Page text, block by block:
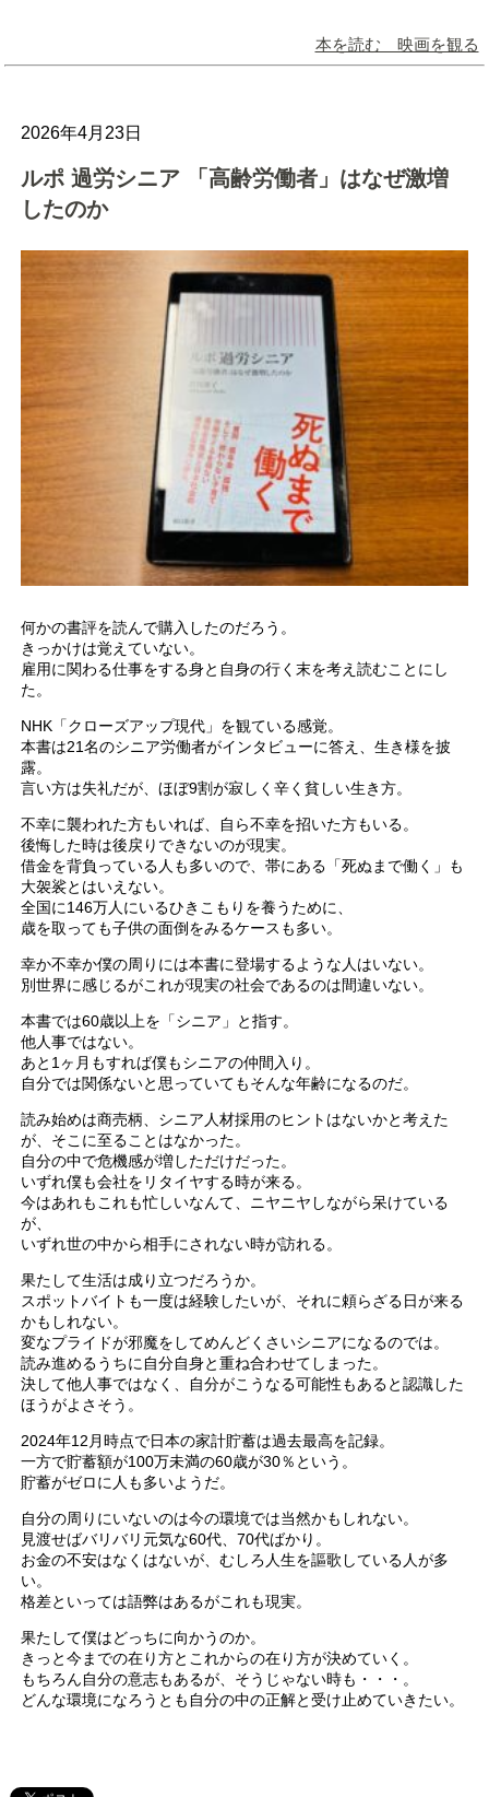
本を読む 映画を観る
2026年4月23日
ルポ 過労シニア 「高齢労働者」はなぜ激増
したのか
何かの書評を読んで購入したのだろう。
きっかけは覚えていない。
雇用に関わる仕事をする身と自身の行く末を考え読むことにし
た。
NHK「クローズアップ現代」を観ている感覚。
本書は21名のシニア労働者がインタビューに答え、生き様を披
露。
言い方は失礼だが、ほぼ9割が寂しく辛く貧しい生き方。
不幸に襲われた方もいれば、自ら不幸を招いた方もいる。
後悔した時は後戻りできないのが現実。
借金を背負っている人も多いので、帯にある「死ぬまで働く」も
大袈裟とはいえない。
全国に146万人にいるひきこもりを養うために、
歳を取っても子供の面倒をみるケースも多い。
幸か不幸か僕の周りには本書に登場するような人はいない。
別世界に感じるがこれが現実の社会であるのは間違いない。
本書では60歳以上を「シニア」と指す。
他人事ではない。
あと1ヶ月もすれば僕もシニアの仲間入り。
自分では関係ないと思っていてもそんな年齢になるのだ。
読み始めは商売柄、シニア人材採用のヒントはないかと考えた
が、そこに至ることはなかった。
自分の中で危機感が増しただけだった。
いずれ僕も会社をリタイヤする時が来る。
今はあれもこれも忙しいなんて、ニヤニヤしながら呆けている
が、
いずれ世の中から相手にされない時が訪れる。
果たして生活は成り立つだろうか。
スポットバイトも一度は経験したいが、それに頼らざる日が来る
かもしれない。
変なプライドが邪魔をしてめんどくさいシニアになるのでは。
読み進めるうちに自分自身と重ね合わせてしまった。
決して他人事ではなく、自分がこうなる可能性もあると認識した
ほうがよさそう。
2024年12月時点で日本の家計貯蓄は過去最高を記録。
一方で貯蓄額が100万未満の60歳が30％という。
貯蓄がゼロに人も多いようだ。
自分の周りにいないのは今の環境では当然かもしれない。
見渡せばバリバリ元気な60代、70代ばかり。
お金の不安はなくはないが、むしろ人生を謳歌している人が多
い。
格差といっては語弊はあるがこれも現実。
果たして僕はどっちに向かうのか。
きっと今までの在り方とこれからの在り方が決めていく。
もちろん自分の意志もあるが、そうじゃない時も・・・。
どんな環境になろうとも自分の中の正解と受け止めていきたい。